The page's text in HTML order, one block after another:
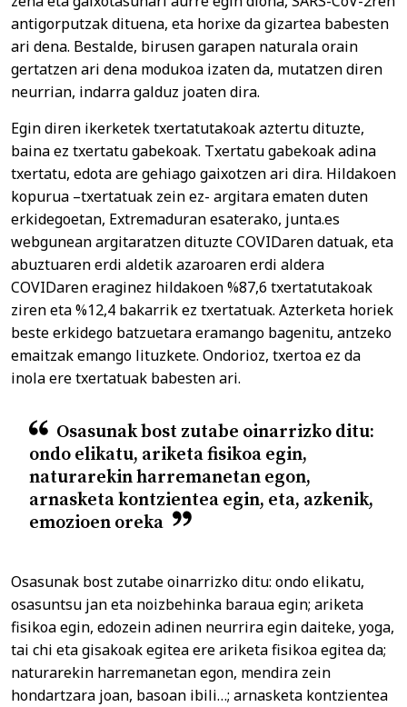
antigorputzak dituena, eta horixe da gizartea babesten
ari dena. Bestalde, birusen garapen naturala orain
gertatzen ari dena modukoa izaten da, mutatzen diren
neurrian, indarra galduz joaten dira.
Egin diren ikerketek txertatutakoak aztertu dituzte,
baina ez txertatu gabekoak. Txertatu gabekoak adina
txertatu, edota are gehiago gaixotzen ari dira. Hildakoen
kopurua –txertatuak zein ez- argitara ematen duten
erkidegoetan, Extremaduran esaterako, junta.es
webgunean argitaratzen dituzte COVIDaren datuak, eta
abuztuaren erdi aldetik azaroaren erdi aldera
COVIDaren eraginez hildakoen %87,6 txertatutakoak
ziren eta %12,4 bakarrik ez txertatuak. Azterketa horiek
beste erkidego batzuetara eramango bagenitu, antzeko
emaitzak emango lituzkete. Ondorioz, txertoa ez da
inola ere txertatuak babesten ari.
Osasunak bost zutabe oinarrizko ditu:
ondo elikatu, ariketa fisikoa egin,
naturarekin harremanetan egon,
arnasketa kontzientea egin, eta, azkenik,
emozioen oreka
Osasunak bost zutabe oinarrizko ditu: ondo elikatu,
osasuntsu jan eta noizbehinka baraua egin; ariketa
fisikoa egin, edozein adinen neurrira egin daiteke, yoga,
tai chi eta gisakoak egitea ere ariketa fisikoa egitea da;
naturarekin harremanetan egon, mendira zein
hondartzara joan, basoan ibili…; arnasketa kontzientea